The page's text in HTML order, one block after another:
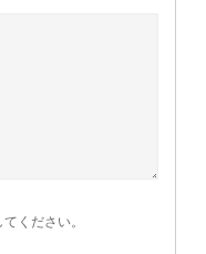
ください。